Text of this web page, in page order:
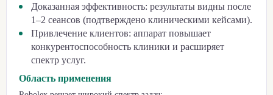
Доказанная эффективность: результаты видны после
1–2 сеансов (подтверждено клиническими кейсами).
Привлечение клиентов: аппарат повышает
конкурентоспособность клиники и расширяет
спектр услуг.
Область применения